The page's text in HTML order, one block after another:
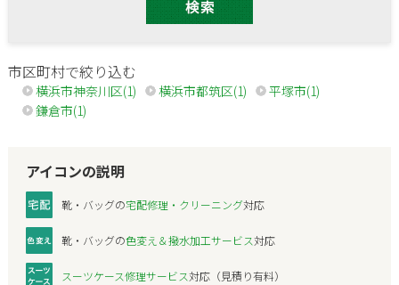
市区町村で絞り込む
横浜市神奈川区(1) 横浜市都筑区(1)
平塚市(1)
鎌倉市(1)
アイコンの説明
靴・バッグの宅配修理・クリーニング対応
靴・バッグの色変え＆撥水加工サービス対応
スーツケース修理サービス対応（見積り有料）